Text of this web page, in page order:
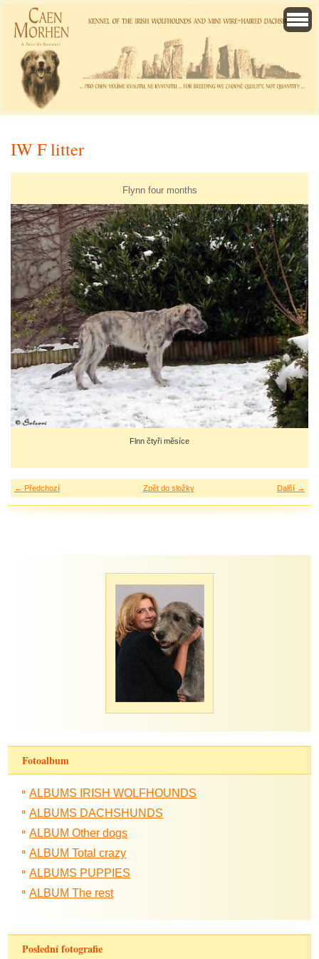
IW F litter
Flynn four months
Flnn čtyři měsíce
← Předchozí Další →
Zpět do složky
Fotoalbum
ALBUMS IRISH WOLFHOUNDS
ALBUMS DACHSHUNDS
ALBUM Other dogs
ALBUM Total crazy
ALBUMS PUPPIES
ALBUM The rest
Poslední fotografie